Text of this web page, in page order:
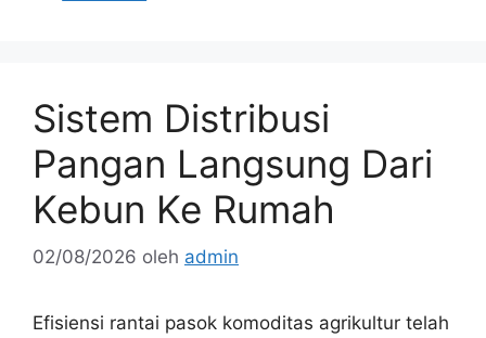
Sistem Distribusi
Pangan Langsung Dari
Kebun Ke Rumah
02/08/2026 oleh admin
Efisiensi rantai pasok komoditas agrikultur telah